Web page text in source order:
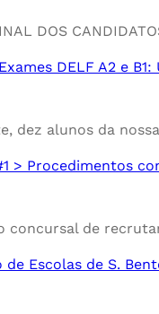
DOS
DELF A2 e
dez alunos da
> Procedimentos
concursal de
de Escolas de S.